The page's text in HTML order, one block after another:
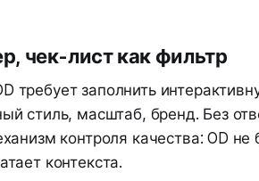
чек-лист как фильтр
требует заполнить
стиль, масштаб, бренд. Без
контроля качества: OD не
контекста.